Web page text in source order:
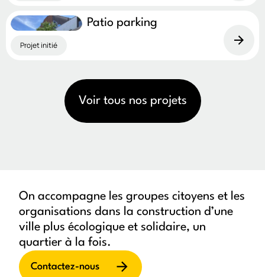
Patio parking
Projet initié
Voir tous nos projets
On accompagne les groupes citoyens et les
organisations dans la construction d’une
ville plus écologique et solidaire, un
quartier à la fois.
Contactez-nous